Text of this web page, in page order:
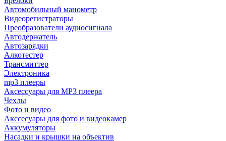
Автомобильный манометр
Видеорегистраторы
Преобразователи аудиосигнала
Автодержатель
Автозарядки
Алкотестер
Трансмиттер
Электроника
mp3 плееры
Аксессуары для MP3 плеера
Чехлы
Фото и видео
Акссесуары для фото и видеокамер
Аккумуляторы
Насадки и крышки на объектив